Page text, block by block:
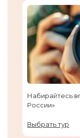
Набирайтесь
России»
Выбрать тур